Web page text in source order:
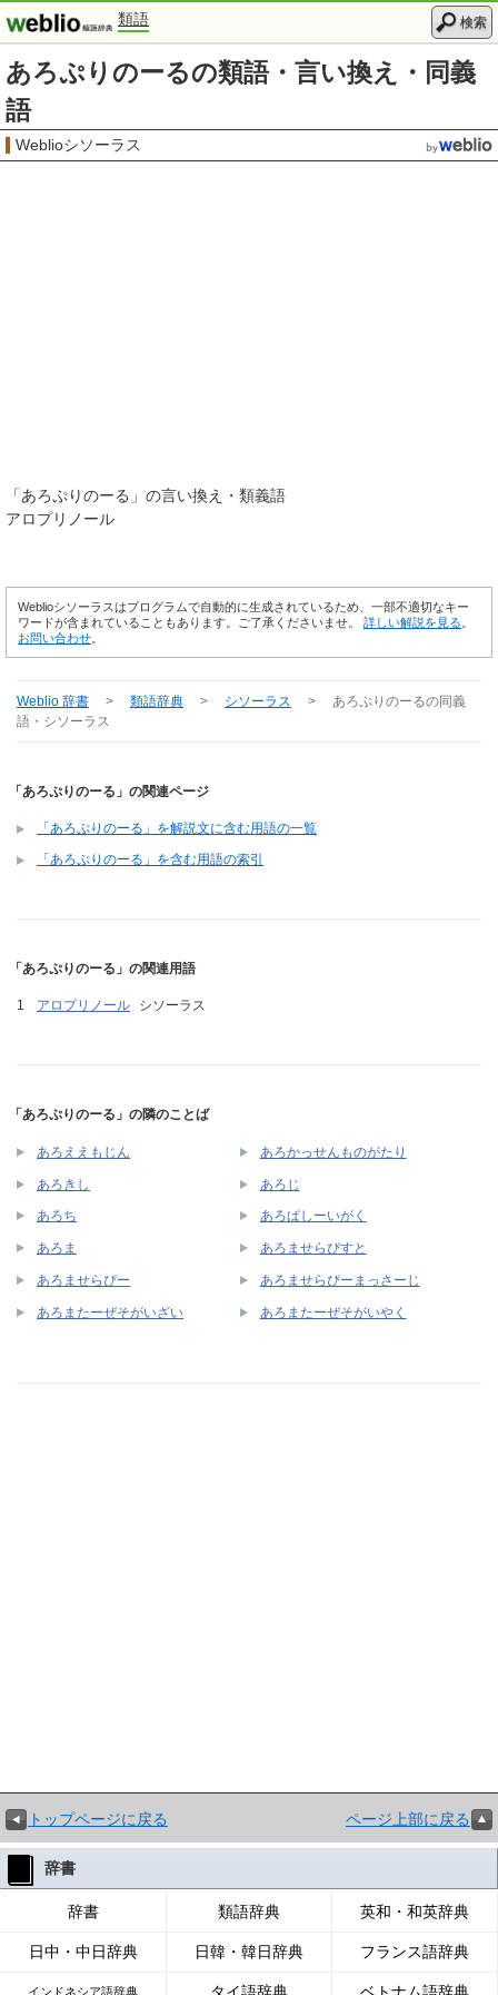
類語 検索
あろぷりのーるの類語・言い換え・同義
語
Weblioシソーラス
「あろぷりのーる 」の言い換え・類義語
アロプリノール
Weblioシソーラスはプログラムで自動的に生成されているため、一部不適切なキー
ワードが含まれていることもあります。ご了承くださいませ。 詳しい解説を見る
お問い合わせ
Weblio 辞書 > 類語辞典 > シソーラス > あろぷりのーるの同義
語・シソーラス
「あろぷりのーる」の関連ページ
「あろぷりのーる」を解説文に含む用語の一覧
「あろぷりのーる」を含む用語の索引
「あろぷりのーる」の関連用語
アロプリノール シソーラス
「あろぷりのーる」の隣のことば
あろええもじん あろかっせんものがたり
あろきし あろじ
あろち あろぱしーいがく
あろま あろませらぴすと
あろませらぴー あろませらぴーまっさーじ
あろまたーぜそがいざい あろまたーぜそがいやく
トップページに戻る ページ上部に戻る
辞書
辞書 類語辞典 英和・和英辞典
日中・中日辞典 日韓・韓日辞典 フランス語辞典
インドネシア語辞典